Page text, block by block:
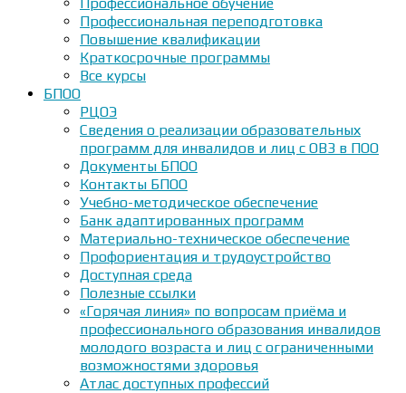
Профессиональная переподготовка
Повышение квалификации
Краткосрочные программы
Все курсы
БПОО
РЦОЭ
Сведения о реализации образовательных
программ для инвалидов и лиц с ОВЗ в ПОО
Документы БПОО
Контакты БПОО
Учебно-методическое обеспечение
Банк адаптированных программ
Материально-техническое обеспечение
Профориентация и трудоустройство
Доступная среда
Полезные ссылки
«Горячая линия» по вопросам приёма и
профессионального образования инвалидов
молодого возраста и лиц с ограниченными
возможностями здоровья
Атлас доступных профессий